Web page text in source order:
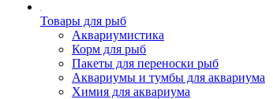
Товары для рыб
Аквариумистика
Корм для рыб
Пакеты для переноски рыб
Аквариумы и тумбы для аквариума
Химия для аквариума